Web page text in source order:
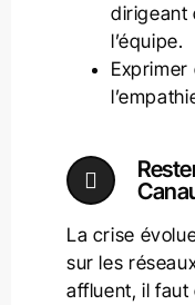
dirigeant
l’équipe.
Exprimer
La crise
sur les
affluent, il